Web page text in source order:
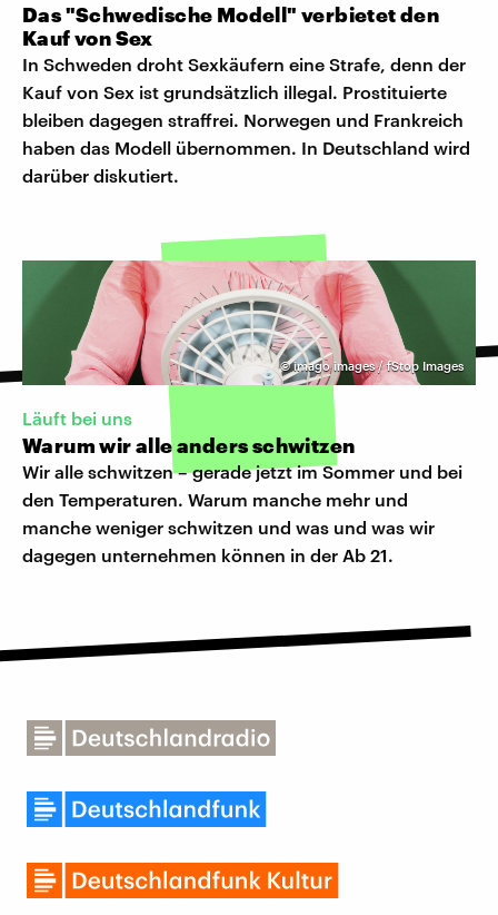
Das "Schwedische Modell" verbietet den
Kauf von Sex
In Schweden droht Sexkäufern eine Strafe, denn der
Kauf von Sex ist grundsätzlich illegal. Prostituierte
bleiben dagegen straffrei. Norwegen und Frankreich
haben das Modell übernommen. In Deutschland wird
darüber diskutiert.
©imago images / fStop Images
Läuft bei uns
Warum wir alle anders schwitzen
Wir alle schwitzen – gerade jetzt im Sommer und bei
den Temperaturen. Warum manche mehr und
manche weniger schwitzen und was und was wir
dagegen unternehmen können in der Ab 21.